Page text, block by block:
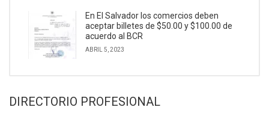
En El Salvador los comercios deben
aceptar billetes de $50.00 y $100.00 de
acuerdo al BCR
ABRIL 5, 2023
DIRECTORIO PROFESIONAL